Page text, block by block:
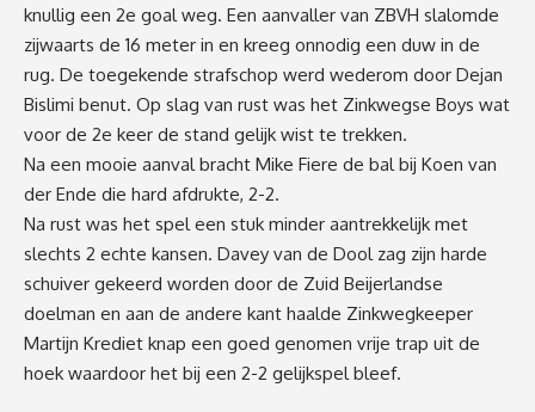
knullig een 2e goal weg. Een aanvaller van ZBVH slalomde
zijwaarts de 16 meter in en kreeg onnodig een duw in de
rug. De toegekende strafschop werd wederom door Dejan
Bislimi benut. Op slag van rust was het Zinkwegse Boys wat
voor de 2e keer de stand gelijk wist te trekken.
Na een mooie aanval bracht Mike Fiere de bal bij Koen van
der Ende die hard afdrukte, 2-2.
Na rust was het spel een stuk minder aantrekkelijk met
slechts 2 echte kansen. Davey van de Dool zag zijn harde
schuiver gekeerd worden door de Zuid Beijerlandse
doelman en aan de andere kant haalde Zinkwegkeeper
Martijn Krediet knap een goed genomen vrije trap uit de
hoek waardoor het bij een 2-2 gelijkspel bleef.